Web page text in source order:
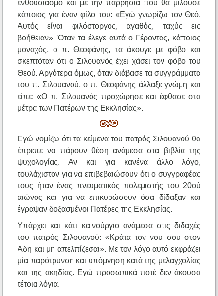
ενθουσιασμό και με την παρρησία που θα μιλούσε
κάποιος για έναν φίλο του: «Εγώ γνωρίζω τον Θεό.
Αυτός είναι φιλόστοργος, αγαθός, ταχύς εις
βοήθειαν». Όταν τα έλεγε αυτά ο Γέροντας, κάποιος
μοναχός, ο π. Θεοφάνης, τα άκουγε με φόβο και
σκεπτόταν ότι ο Σιλουανός έχει χάσει τον φόβο του
Θεού. Αργότερα όμως, όταν διάβασε τα συγγράμματα
του π. Σιλουανού, ο π. Θεοφάνης άλλαξε γνώμη και
είπε: «Ο π. Σιλουανός προχώρησε και έφθασε στα
μέτρα των Πατέρων της Εκκλησίας».
Εγώ νομίζω ότι τα κείμενα του πατρός Σιλουανού θα
έπρεπε να πάρουν θέση ανάμεσα στα βιβλία της
ψυχολογίας. Αν και για κανένα άλλο λόγο,
τουλάχιστον για να επιβεβαιώσουν ότι ο συγγραφέας
τους ήταν ένας πνευματικός πολεμιστής του 20ού
αιώνος και για να επικυρώσουν όσα δίδαξαν και
έγραψαν δοξασμένοι Πατέρες της Εκκλησίας.
Υπάρχει και κάτι καινούργιο ανάμεσα στις διδαχές
του πατρός Σιλουανού: «Κράτα τον νου σου στον
Άδη και μη απελπίζεσαι». Με τον λόγο αυτό εκφράζει
μία παρότρυνση και υπόμνηση κατά της μελαγχολίας
και της ακηδίας. Εγώ προσωπικά ποτέ δεν άκουσα
τέτοια λόγια.